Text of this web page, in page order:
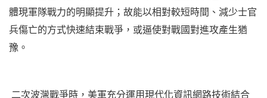
體現軍隊戰力的明顯提升；故能以相對較短時間、減少士官
兵傷亡的方式快速結束戰爭，或逼使對戰國對進攻產生猶
豫。
二次波灣戰爭時，美軍充分運用現代化資訊網路技術結合